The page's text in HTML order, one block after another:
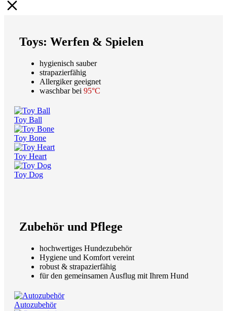
Toys: Werfen & Spielen
hygienisch sauber
strapazierfähig
Allergiker geeignet
waschbar bei 95°C
Toy Ball
Toy Bone
Toy Heart
Toy Dog
Zubehör und Pflege
hochwertiges Hundezubehör
Hygiene und Komfort vereint
robust & strapazierfähig
für den gemeinsamen Ausflug mit Ihrem Hund
Autozubehör